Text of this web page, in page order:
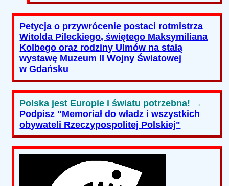
Petycja o przywrócenie postaci rotmistrza
Witolda Pileckiego, świętego Maksymiliana
Kolbego oraz rodziny Ulmów na stałą
wystawę Muzeum II Wojny Światowej
w Gdańsku
Polska jest Europie i światu potrzebna! →
Podpisz "Memoriał do władz i wszystkich
obywateli Rzeczypospolitej Polskiej"